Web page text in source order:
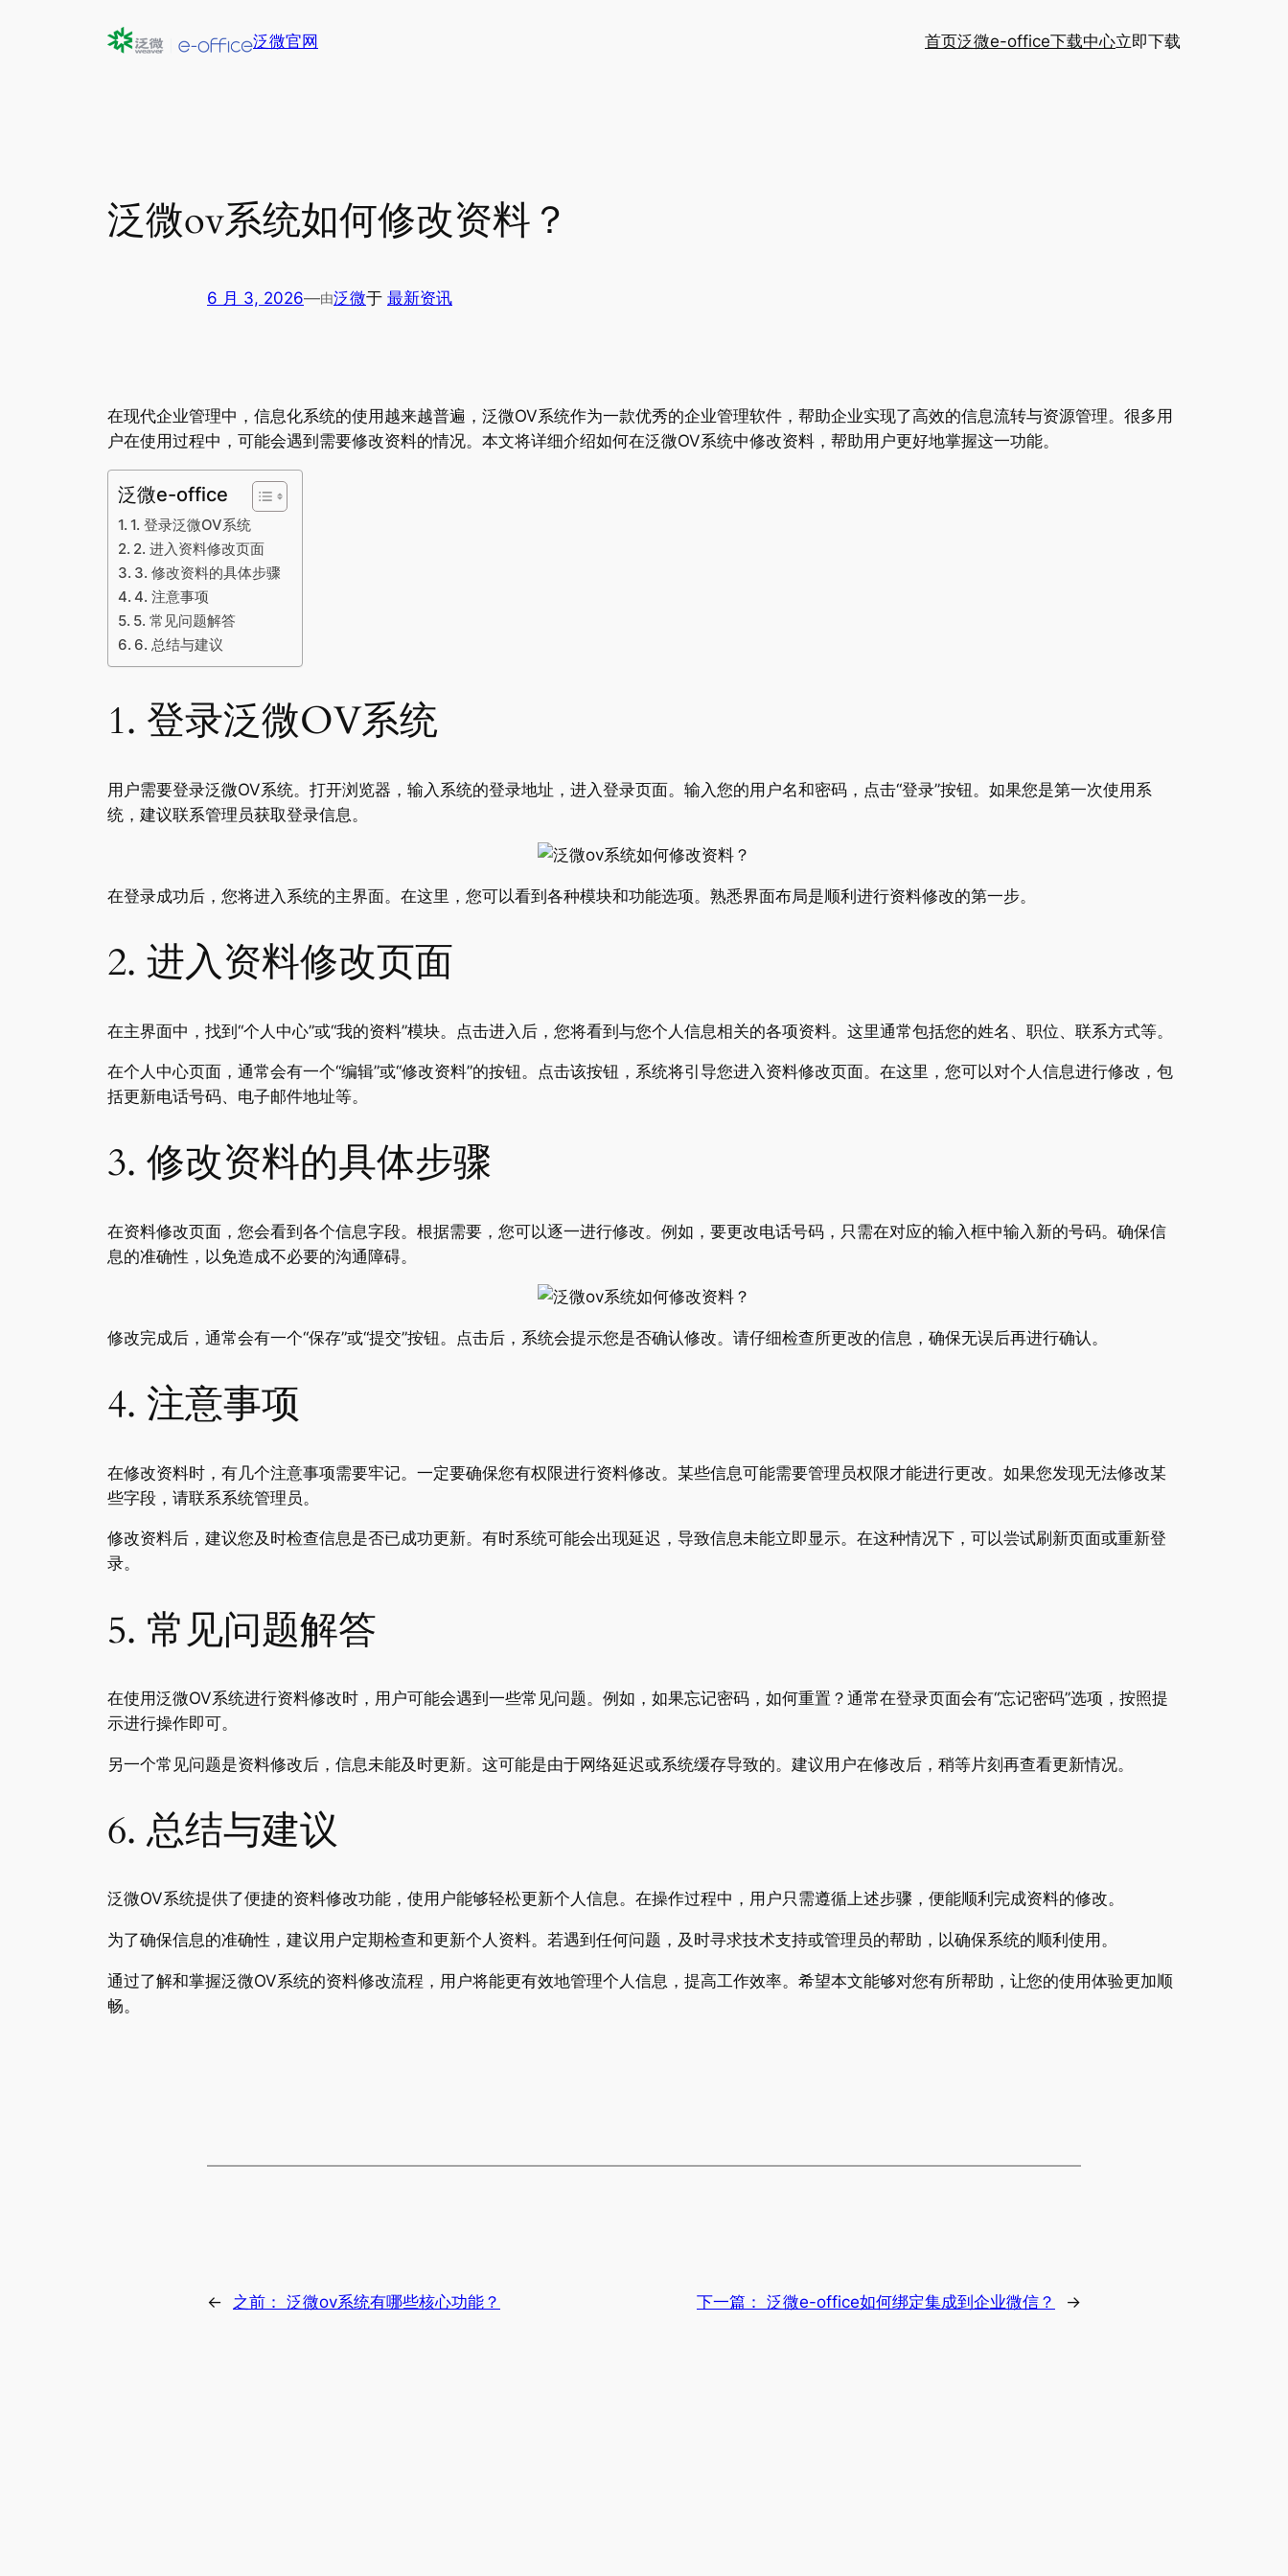
泛微官网 首页泛微e-office下载中心立即下载
泛微ov系统如何修改资料？
6 月 3, 2026—由泛微于 最新资讯
在现代企业管理中，信息化系统的使用越来越普遍，泛微OV系统作为一款优秀的企业管理软件，帮助企业实现了高效的信息流转与资源管理。很多用
户在使用过程中，可能会遇到需要修改资料的情况。本文将详细介绍如何在泛微OV系统中修改资料，帮助用户更好地掌握这一功能。
泛微e-office
1. 登录泛微OV系统
2. 进入资料修改页面
3. 修改资料的具体步骤
4. 注意事项
5. 常见问题解答
6. 总结与建议
1. 登录泛微OV系统
用户需要登录泛微OV系统。打开浏览器，输入系统的登录地址，进入登录页面。输入您的用户名和密码，点击“登录”按钮。如果您是第一次使用系
统，建议联系管理员获取登录信息。
在登录成功后，您将进入系统的主界面。在这里，您可以看到各种模块和功能选项。熟悉界面布局是顺利进行资料修改的第一步。
2. 进入资料修改页面
在主界面中，找到“个人中心”或“我的资料”模块。点击进入后，您将看到与您个人信息相关的各项资料。这里通常包括您的姓名、职位、联系方式等。
在个人中心页面，通常会有一个“编辑”或“修改资料”的按钮。点击该按钮，系统将引导您进入资料修改页面。在这里，您可以对个人信息进行修改，包
括更新电话号码、电子邮件地址等。
3. 修改资料的具体步骤
在资料修改页面，您会看到各个信息字段。根据需要，您可以逐一进行修改。例如，要更改电话号码，只需在对应的输入框中输入新的号码。确保信
息的准确性，以免造成不必要的沟通障碍。
修改完成后，通常会有一个“保存”或“提交”按钮。点击后，系统会提示您是否确认修改。请仔细检查所更改的信息，确保无误后再进行确认。
4. 注意事项
在修改资料时，有几个注意事项需要牢记。一定要确保您有权限进行资料修改。某些信息可能需要管理员权限才能进行更改。如果您发现无法修改某
些字段，请联系系统管理员。
修改资料后，建议您及时检查信息是否已成功更新。有时系统可能会出现延迟，导致信息未能立即显示。在这种情况下，可以尝试刷新页面或重新登
录。
5. 常见问题解答
在使用泛微OV系统进行资料修改时，用户可能会遇到一些常见问题。例如，如果忘记密码，如何重置？通常在登录页面会有“忘记密码”选项，按照提
示进行操作即可。
另一个常见问题是资料修改后，信息未能及时更新。这可能是由于网络延迟或系统缓存导致的。建议用户在修改后，稍等片刻再查看更新情况。
6. 总结与建议
泛微OV系统提供了便捷的资料修改功能，使用户能够轻松更新个人信息。在操作过程中，用户只需遵循上述步骤，便能顺利完成资料的修改。
为了确保信息的准确性，建议用户定期检查和更新个人资料。若遇到任何问题，及时寻求技术支持或管理员的帮助，以确保系统的顺利使用。
通过了解和掌握泛微OV系统的资料修改流程，用户将能更有效地管理个人信息，提高工作效率。希望本文能够对您有所帮助，让您的使用体验更加顺
畅。
← 之前： 泛微ov系统有哪些核心功能？ 下一篇： 泛微e-office如何绑定集成到企业微信？ →